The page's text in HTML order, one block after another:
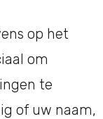
op het
om
te
of uw naam,